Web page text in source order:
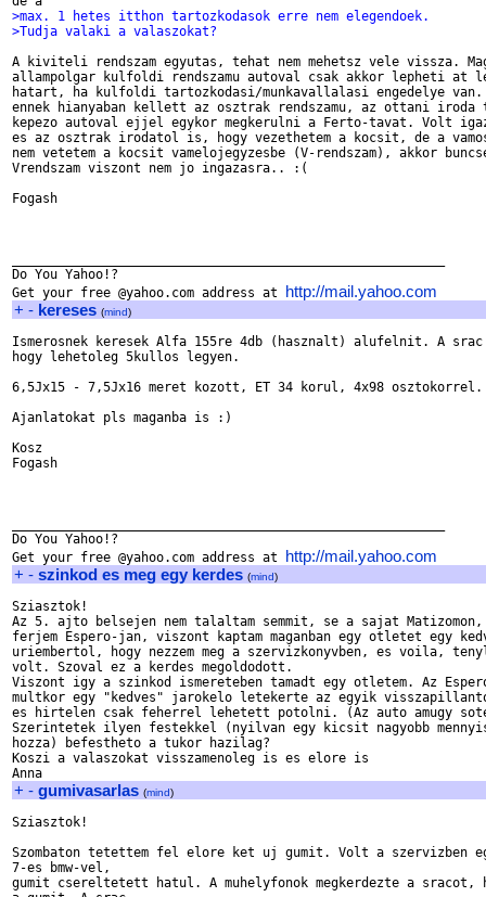
>max. 1 hetes itthon tartozkodasok erre nem elegendoek.
>Tudja valaki a valaszokat?
A kiviteli rendszam egyutas, tehat nem mehetsz vele vissza.
allampolgar kulfoldi rendszamu autoval csak akkor lepheti at
hatart, ha kulfoldi tartozkodasi/munkavallalasi engedelye van.
ennek hianyaban kellett az osztrak rendszamu, az ottani iroda
kepezo autoval ejjel egykor megkerulni a Ferto-tavat. Volt
es az osztrak irodatol is, hogy vezethetem a kocsit, de a
nem vetetem a kocsit vamelojegyzesbe (V-rendszam), akkor
Vrendszam viszont nem jo ingazasra.. :(
Fogash
Do You Yahoo!?
Get your free @yahoo.com address at http://mail.yahoo.com
+ - kereses (mind)
Ismerosnek keresek Alfa 155re 4db (hasznalt) alufelnit. A srac
hogy lehetoleg 5kullos legyen.
6,5Jx15 - 7,5Jx16 meret kozott, ET 34 korul, 4x98 osztokorrel.
Ajanlatokat pls maganba is :)
Kosz
Fogash
Do You Yahoo!?
Get your free @yahoo.com address at http://mail.yahoo.com
+ - szinkod es meg egy kerdes (mind)
Sziasztok!
Az 5. ajto belsejen nem talaltam semmit, se a sajat
ferjem Espero-jan, viszont kaptam maganban egy otletet egy
uriembertol, hogy nezzem meg a szervizkonyvben, es voila,
volt. Szoval ez a kerdes megoldodott.
Viszont igy a szinkod ismereteben tamadt egy otletem. Az
multkor egy "kedves" jarokelo letekerte az egyik
es hirtelen csak feherrel lehetett potolni. (Az auto amugy
Szerintetek ilyen festekkel (nyilvan egy kicsit nagyobb
hozza) befestheto a tukor hazilag?
Koszi a valaszokat visszamenoleg is es elore is
+ - gumivasarlas (mind)
Sziasztok!
Szombaton tetettem fel elore ket uj gumit. Volt a szervizben
7-es bmw-vel,
gumit csereltetett hatul. A muhelyfonok megkerdezte a sracot,